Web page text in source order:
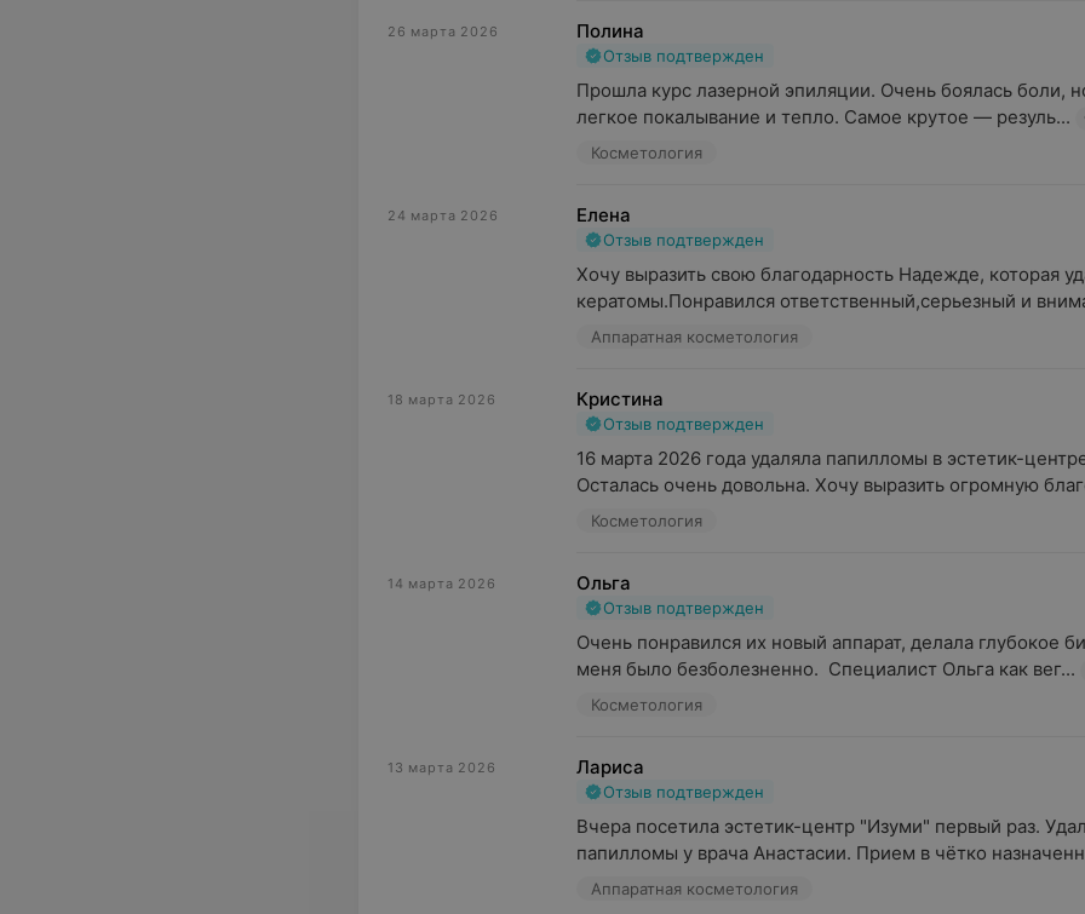
26 марта 2026 Полина
Отзыв подтвержден
Прошла курс лазерной эпиляции. Очень боялась боли,
легкое покалывание и тепло. Самое крутое — резуль...
Косметология
24 марта 2026 Елена
Отзыв подтвержден
Хочу выразить свою благодарность Надежде, которая
кератомы.Понравился ответственный,серьезный и
Аппаратная косметология
18 марта 2026 Кристина
Отзыв подтвержден
16 марта 2026 года удаляла папилломы в эстетик-
Осталась очень довольна. Хочу выразить огромную
Косметология
14 марта 2026 Ольга
Отзыв подтвержден
Очень понравился их новый аппарат, делала глубокое
меня было безболезненно.  Специалист Ольга как вег...
Косметология
13 марта 2026 Лариса
Отзыв подтвержден
Вчера посетила эстетик-центр "Изуми" первый раз.
папилломы у врача Анастасии. Прием в чётко
Аппаратная косметология